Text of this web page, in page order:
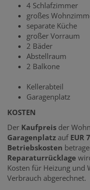
4 Schlafzimmer
großes
separate Küche
großer Vorraum
2 Bäder
Abstellraum
2 Balkone
Kellerabteil
Garagenplatz
KOSTEN
Der Kaufpreis der
Garagenplatz auf EUR
Betriebskosten
Reparaturrücklage
Kosten für Heizung und
Verbrauch abgerechnet.